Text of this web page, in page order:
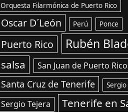
Orquesta Filarmónica de Puerto Rico
Oscar D´León Perú Ponce
Puerto Rico Rubén
salsa San Juan de Puerto Rico
Santa Cruz de Tenerife
Sergio Tejera Tenerife en